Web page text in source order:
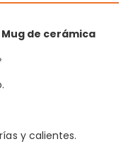
Mug de cerámica
y calientes.